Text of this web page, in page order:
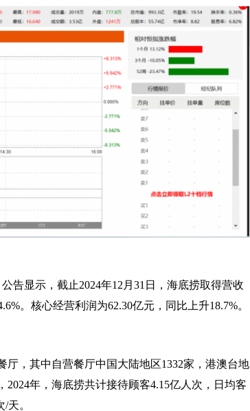
告显示，截止2024年12月31日，海底捞取得营收
。核心经营利润为62.30亿元，同比上升18.7%。
厅，其中自营餐厅中国大陆地区1332家，港澳台地
年，海底捞共计接待顾客4.15亿人次，日均客
天。